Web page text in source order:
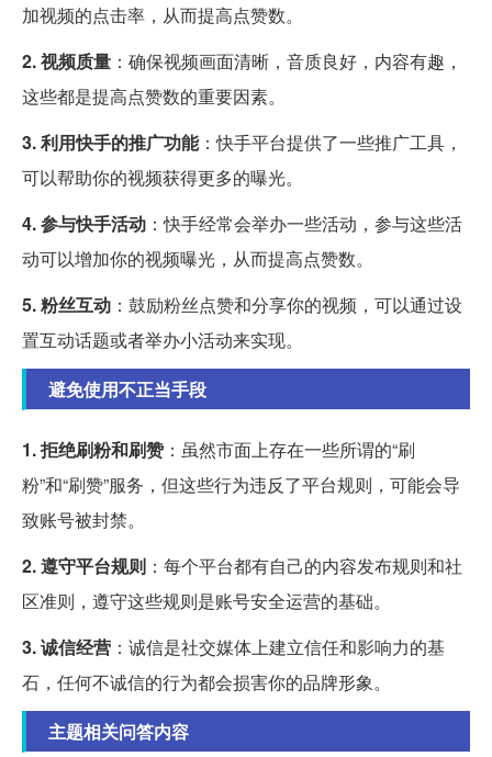
加视频的点击率，从而提高点赞数。
2. 视频质量 ：确保视频画面清晰，音质良好，内容有趣，
这些都是提高点赞数的重要因素。
3. 利用快手的推广功能：快手平台提供了一些推广工具，
可以帮助你的视频获得更多的曝光。
4. 参与快手活动 ：快手经常会举办一些活动，参与这些活
动可以增加你的视频曝光，从而提高点赞数。
5. 粉丝互动 ：鼓励粉丝点赞和分享你的视频，可以通过设
置互动话题或者举办小活动来实现。
避免使用不正当手段
1. 拒绝刷粉和刷赞 ：虽然市面上存在一些所谓的“刷
粉”和“刷赞”服务，但这些行为违反了平台规则，可能会导
致账号被封禁。
2. 遵守平台规则 ：每个平台都有自己的内容发布规则和社
区准则，遵守这些规则是账号安全运营的基础。
3. 诚信经营 ：诚信是社交媒体上建立信任和影响力的基
石，任何不诚信的行为都会损害你的品牌形象。
主题相关问答内容